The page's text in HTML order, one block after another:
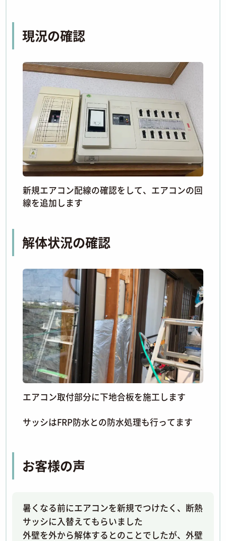
現況の確認
新規エアコン配線の確認をして、エアコンの回
線を追加します
解体状況の確認
エアコン取付部分に下地合板を施工します
サッシはFRP防水との防水処理も行ってます
お客様の声
暑くなる前にエアコンを新規でつけたく、断熱
サッシに入替えてもらいました
外壁を外から解体するとのことでしたが、外壁